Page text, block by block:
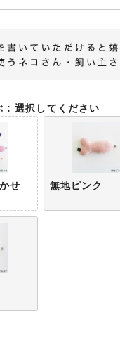
選択してください
せ 無地ピンク